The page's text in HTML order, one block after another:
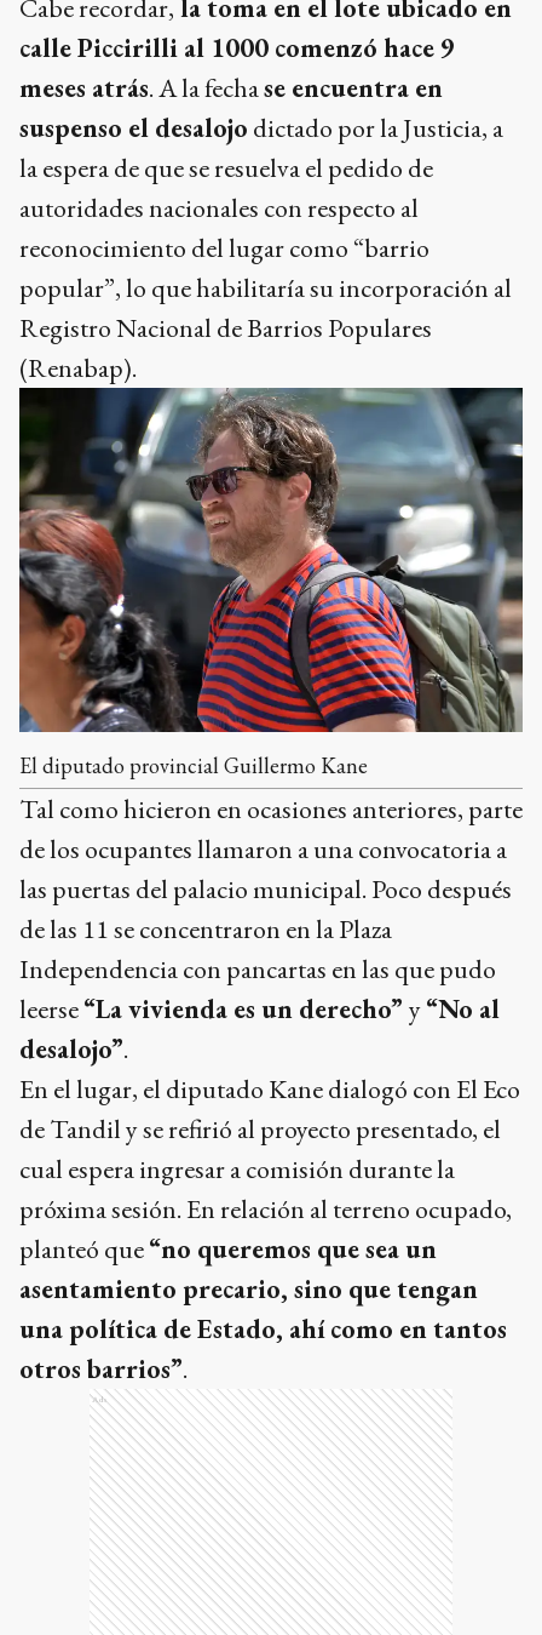
Cabe recordar, la toma en el lote ubicado en
calle Piccirilli al 1000 comenzó hace 9
meses atrás. A la fechase encuentra en
suspenso el desalojo dictado por la Justicia, a
la espera de que se resuelva el pedido de
autoridades nacionales con respecto al
reconocimiento del lugar como “barrio
popular”, lo que habilitaría su incorporación al
Registro Nacional de Barrios Populares
(Renabap).
El diputado provincial Guillermo Kane
Tal como hicieron en ocasiones anteriores, parte
de los ocupantes llamaron a una convocatoria a
las puertas del palacio municipal. Poco después
de las 11 se concentraron en la Plaza
Independencia con pancartas en las que pudo
leerse“La vivienda es un derecho” y“No al
desalojo”.
En el lugar, el diputado Kane dialogó con El Eco
de Tandil y se refirió al proyecto presentado, el
cual espera ingresar a comisión durante la
próxima sesión. En relación al terreno ocupado,
planteó que“no queremos que sea un
asentamiento precario, sino que tengan
una política de Estado, ahí como en tantos
otros barrios”.
Ads